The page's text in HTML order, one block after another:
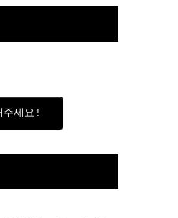
세요!